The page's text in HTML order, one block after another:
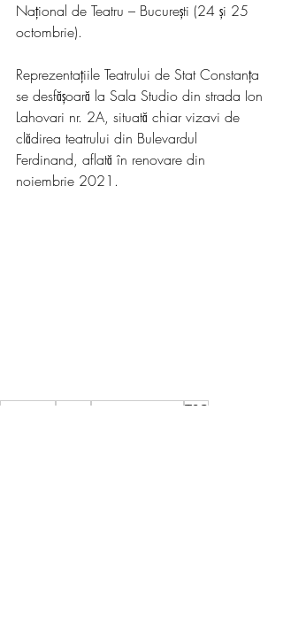
Național de Teatru – București (24 și 25
octombrie).
Reprezentațiile Teatrului de Stat Constanța
se desfășoară la Sala Studio din strada Ion
Lahovari nr. 2A, situată chiar vizavi de
clădirea teatrului din Bulevardul
Ferdinand, aflată în renovare din
noiembrie 2021.
TSC